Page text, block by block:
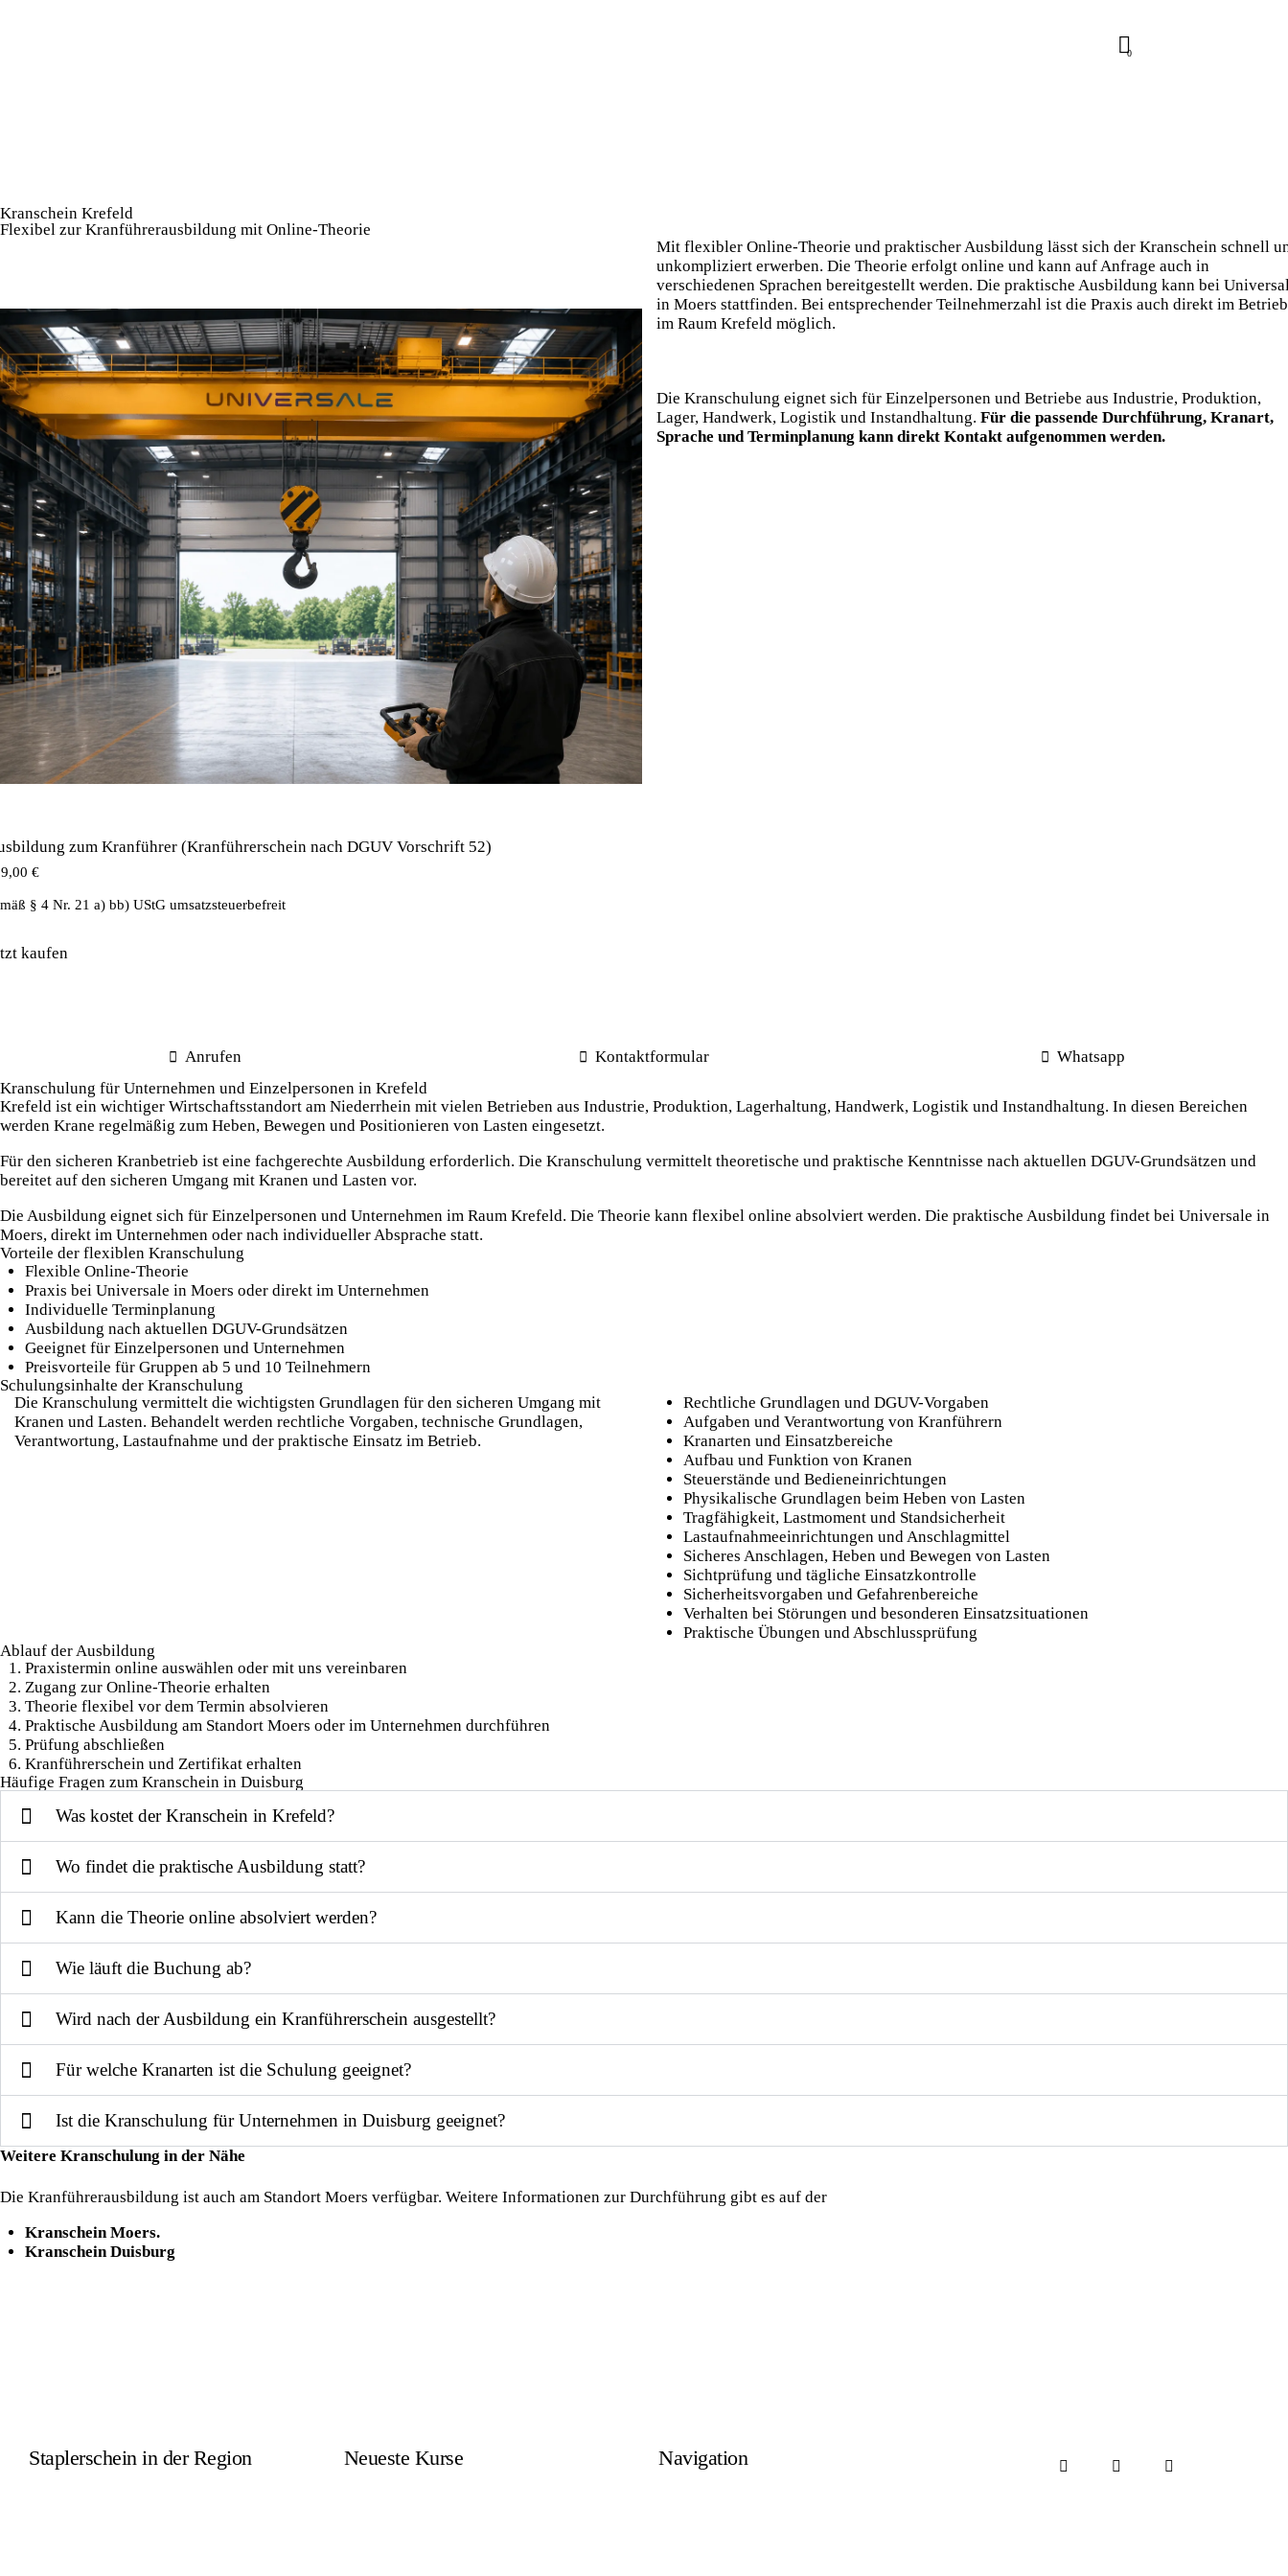
0
Kranschein Krefeld
Flexibel zur Kranführerausbildung mit Online-Theorie
zum Kranführer (Kranführerschein nach DGUV Vorschrift 52)
€
§ 4 Nr. 21 a) bb) UStG umsatzsteuerbefreit
kaufen
Mit flexibler Online-Theorie und praktischer Ausbildung lässt sich der Kranschein schnell
unkompliziert erwerben. Die Theorie erfolgt online und kann auf Anfrage auch in
verschiedenen Sprachen bereitgestellt werden. Die praktische Ausbildung kann bei
in Moers stattfinden. Bei entsprechender Teilnehmerzahl ist die Praxis auch direkt im Betrieb
im Raum Krefeld möglich.
Die Kranschulung eignet sich für Einzelpersonen und Betriebe aus Industrie, Produktion,
Lager, Handwerk, Logistik und Instandhaltung. Für die passende Durchführung, Kranart,
Sprache und Terminplanung kann direkt Kontakt aufgenommen werden.
Anrufen Kontaktformular
Whatsapp
Kranschulung für Unternehmen und Einzelpersonen in Krefeld
Krefeld ist ein wichtiger Wirtschaftsstandort am Niederrhein mit vielen Betrieben aus Industrie, Produktion, Lagerhaltung, Handwerk, Logistik und Instandhaltung. In diesen Bereichen
werden Krane regelmäßig zum Heben, Bewegen und Positionieren von Lasten eingesetzt.
Für den sicheren Kranbetrieb ist eine fachgerechte Ausbildung erforderlich. Die Kranschulung vermittelt theoretische und praktische Kenntnisse nach aktuellen DGUV-Grundsätzen und
bereitet auf den sicheren Umgang mit Kranen und Lasten vor.
Die Ausbildung eignet sich für Einzelpersonen und Unternehmen im Raum Krefeld. Die Theorie kann flexibel online absolviert werden. Die praktische Ausbildung findet bei Universale in
Moers, direkt im Unternehmen oder nach individueller Absprache statt.
Vorteile der flexiblen Kranschulung
Flexible Online-Theorie
Praxis bei Universale in Moers oder direkt im Unternehmen
Individuelle Terminplanung
Ausbildung nach aktuellen DGUV-Grundsätzen
Geeignet für Einzelpersonen und Unternehmen
Preisvorteile für Gruppen ab 5 und 10 Teilnehmern
Schulungsinhalte der Kranschulung
Die Kranschulung vermittelt die wichtigsten Grundlagen für den sicheren Umgang mit
Kranen und Lasten. Behandelt werden rechtliche Vorgaben, technische Grundlagen,
Verantwortung, Lastaufnahme und der praktische Einsatz im Betrieb.
Rechtliche Grundlagen und DGUV-Vorgaben
Aufgaben und Verantwortung von Kranführern
Kranarten und Einsatzbereiche
Aufbau und Funktion von Kranen
Steuerstände und Bedieneinrichtungen
Physikalische Grundlagen beim Heben von Lasten
Tragfähigkeit, Lastmoment und Standsicherheit
Lastaufnahmeeinrichtungen und Anschlagmittel
Sicheres Anschlagen, Heben und Bewegen von Lasten
Sichtprüfung und tägliche Einsatzkontrolle
Sicherheitsvorgaben und Gefahrenbereiche
Verhalten bei Störungen und besonderen Einsatzsituationen
Praktische Übungen und Abschlussprüfung
Ablauf der Ausbildung
Praxistermin online auswählen oder mit uns vereinbaren
Zugang zur Online-Theorie erhalten
Theorie flexibel vor dem Termin absolvieren
Praktische Ausbildung am Standort Moers oder im Unternehmen durchführen
Prüfung abschließen
Kranführerschein und Zertifikat erhalten
Häufige Fragen zum Kranschein in Duisburg
Was kostet der Kranschein in Krefeld?
Wo findet die praktische Ausbildung statt?
Kann die Theorie online absolviert werden?
Wie läuft die Buchung ab?
Wird nach der Ausbildung ein Kranführerschein ausgestellt?
Für welche Kranarten ist die Schulung geeignet?
Ist die Kranschulung für Unternehmen in Duisburg geeignet?
Weitere Kranschulung in der Nähe
Die Kranführerausbildung ist auch am Standort Moers verfügbar. Weitere Informationen zur Durchführung gibt es auf der
Kranschein Moers.
Kranschein Duisburg
Staplerschein in der Region Neueste Kurse Navigation